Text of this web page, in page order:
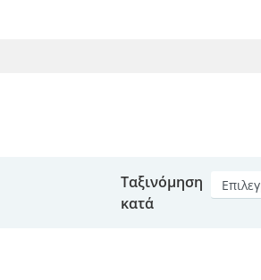
Ταξινόμηση
κατά